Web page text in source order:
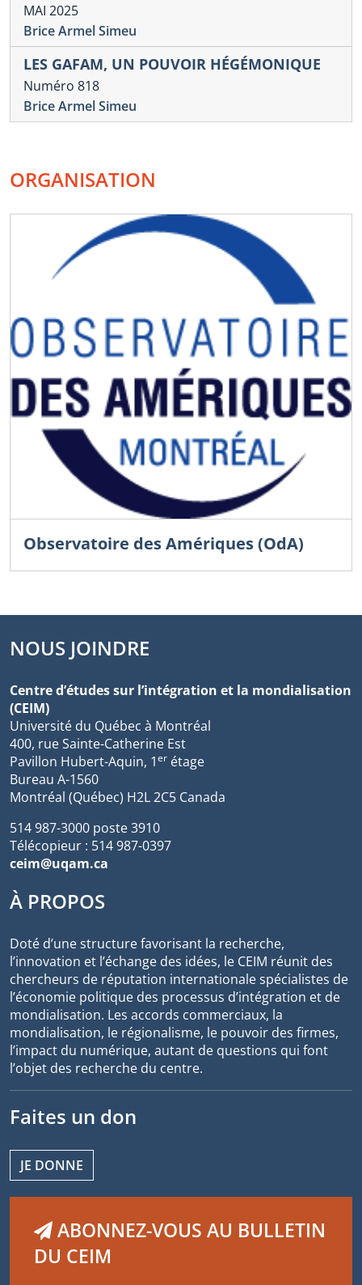
MAI 2025
Brice Armel Simeu
LES GAFAM, UN POUVOIR HÉGÉMONIQUE
Numéro 818
Brice Armel Simeu
ORGANISATION
Observatoire des Amériques (OdA)
NOUS JOINDRE
Centre d’études sur l’intégration et la mondialisation
(CEIM)
Université du Québec à Montréal
400, rue Sainte-Catherine Est
Pavillon Hubert-Aquin, 1er étage
Bureau A-1560
Montréal (Québec) H2L 2C5 Canada
514 987-3000 poste 3910
Télécopieur : 514 987-0397
ceim@uqam.ca
À PROPOS
Doté d’une structure favorisant la recherche,
l’innovation et l’échange des idées, le CEIM réunit des
chercheurs de réputation internationale spécialistes de
l’économie politique des processus d’intégration et de
mondialisation. Les accords commerciaux, la
mondialisation, le régionalisme, le pouvoir des firmes,
l’impact du numérique, autant de questions qui font
l’objet des recherche du centre.
Faites un don
JE DONNE
ABONNEZ-VOUS AU BULLETIN
DU CEIM